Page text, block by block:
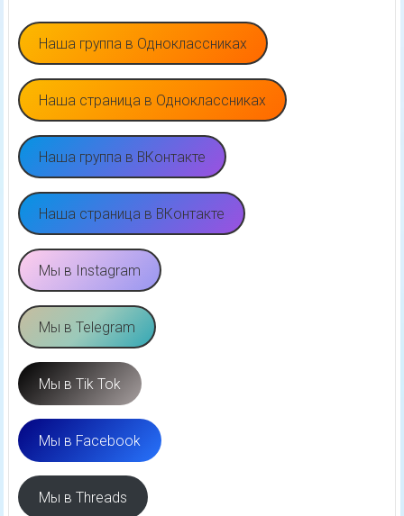
Наша группа в Одноклассниках
Наша страница в Одноклассниках
Наша группа в ВКонтакте
Наша страница в ВКонтакте
Мы в Instagram
Мы в Telegram
Мы в Tik Tok
Мы в Facebook
Мы в Threads